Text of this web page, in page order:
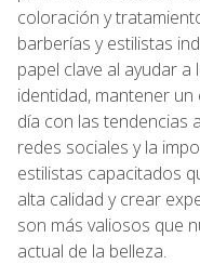
coloración y
barberías y estilistas
papel clave al ayudar
identidad, mantener
día con las tendencias
redes sociales y la
estilistas capacitados
alta calidad y crear
son más valiosos que
actual de la belleza.